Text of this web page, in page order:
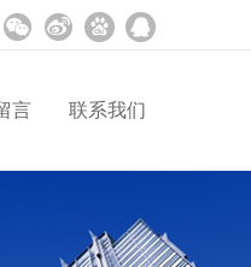
言 联系我们